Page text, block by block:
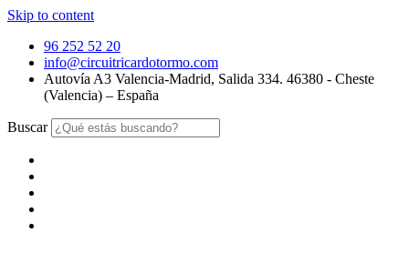
Skip to content
96 252 52 20
info@circuitricardotormo.com
Autovía A3 Valencia-Madrid, Salida 334. 46380 - Cheste
(Valencia) – España
Buscar